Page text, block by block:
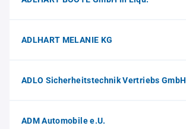
ADLHART MELANIE KG
ADLO Sicherheitstechnik Vertriebs GmbH
ADM Automobile e.U.